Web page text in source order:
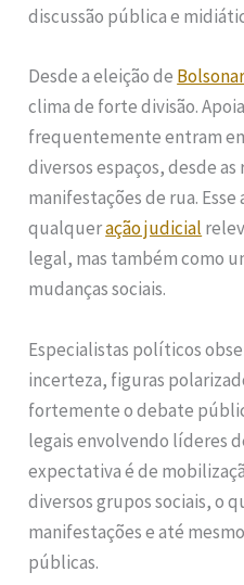
discussão pública e
Desde a eleição de
clima de forte divisão.
frequentemente entram
diversos espaços, desde as
manifestações de rua.
qualqueração judicial
legal, mas também como
mudanças sociais.
Especialistas políticos
incerteza, figuras
fortemente o debate
legais envolvendo líderes
expectativa é de
diversos grupos sociais, o
manifestações e até
públicas.